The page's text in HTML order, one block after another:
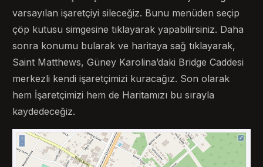
varsayılan işaretçiyi sileceğiz. Bunu menüden seçip
çöp kutusu simgesine tıklayarak yapabilirsiniz. Daha
sonra konumu bularak ve haritaya sağ tıklayarak,
Saint Matthews, Güney Karolina’daki Bridge Caddesi
merkezli kendi işaretçimizi kuracağız. Son olarak
hem İşaretçimizi hem de Haritamızı bu sırayla
kaydedeceğiz.